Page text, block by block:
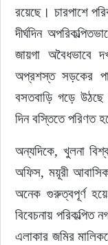
রয়েছে। চারপাশে
দীর্ঘদিন
জায়গা অবৈধভাবে
অপ্রশস্ত সড়কের
বসতবাড়ি গড়ে
দিন বস্তিতে পরিণত
অন্যদিকে, খুলনা
অফিস, ময়ূরী আবাসিক
অনেক গুরুত্বপূর্ণ
বিবেচনায় পরিকল্পিত
এলাকার জমির